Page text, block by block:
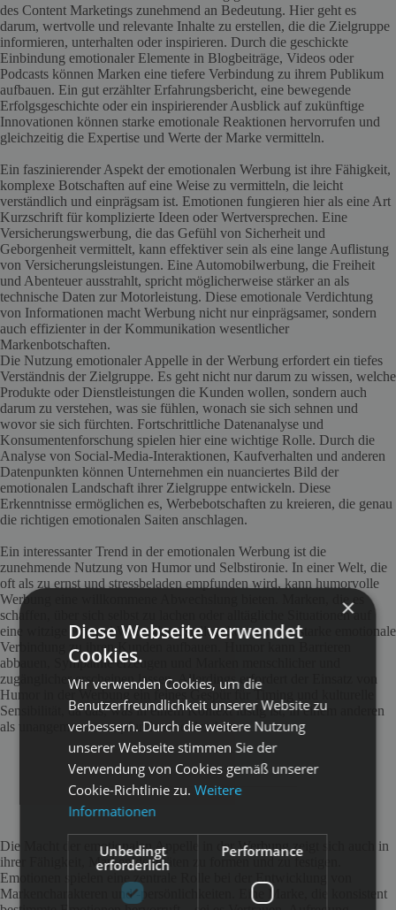
des Content Marketings zunehmend an Bedeutung. Hier geht es
darum, wertvolle und relevante Inhalte zu erstellen, die die Zielgruppe
informieren, unterhalten oder inspirieren. Durch die geschickte
Einbindung emotionaler Elemente in Blogbeiträge, Videos oder
Podcasts können Marken eine tiefere Verbindung zu ihrem Publikum
aufbauen. Ein gut erzählter Erfahrungsbericht, eine bewegende
Erfolgsgeschichte oder ein inspirierender Ausblick auf zukünftige
Innovationen können starke emotionale Reaktionen hervorrufen und
gleichzeitig die Expertise und Werte der Marke vermitteln.
Ein faszinierender Aspekt der emotionalen Werbung ist ihre Fähigkeit,
komplexe Botschaften auf eine Weise zu vermitteln, die leicht
verständlich und einprägsam ist. Emotionen fungieren hier als eine Art
Kurzschrift für komplizierte Ideen oder Wertversprechen. Eine
Versicherungswerbung, die das Gefühl von Sicherheit und
Geborgenheit vermittelt, kann effektiver sein als eine lange Auflistung
von Versicherungsleistungen. Eine Automobilwerbung, die Freiheit
und Abenteuer ausstrahlt, spricht möglicherweise stärker an als
technische Daten zur Motorleistung. Diese emotionale Verdichtung
von Informationen macht Werbung nicht nur einprägsamer, sondern
auch effizienter in der Kommunikation wesentlicher
Markenbotschaften.
Die Nutzung emotionaler Appelle in der Werbung erfordert ein tiefes
Verständnis der Zielgruppe. Es geht nicht nur darum zu wissen, welche
Produkte oder Dienstleistungen die Kunden wollen, sondern auch
darum zu verstehen, was sie fühlen, wonach sie sich sehnen und
wovor sie sich fürchten. Fortschrittliche Datenanalyse und
Konsumentenforschung spielen hier eine wichtige Rolle. Durch die
Analyse von Social-Media-Interaktionen, Kaufverhalten und anderen
Datenpunkten können Unternehmen ein nuanciertes Bild der
emotionalen Landschaft ihrer Zielgruppe entwickeln. Diese
Erkenntnisse ermöglichen es, Werbebotschaften zu kreieren, die genau
die richtigen emotionalen Saiten anschlagen.
Ein interessanter Trend in der emotionalen Werbung ist die
zunehmende Nutzung von Humor und Selbstironie. In einer Welt, die
oft als zu ernst und stressbeladen empfunden wird, kann humorvolle
Werbung eine willkommene Abwechslung bieten. Marken, die es
schaffen, über sich selbst zu lachen oder alltägliche Situationen auf
eine witzige Art und Weise darzustellen, können eine starke emotionale
Verbindung zu ihren Kunden aufbauen. Humor kann Barrieren
abbauen, Sympathie erzeugen und Marken menschlicher und
zugänglicher erscheinen lassen. Allerdings erfordert der Einsatz von
Humor in der Werbung ein feines Gespür für Timing und kulturelle
Sensibilität, da das, was in einem Kontext lustig ist, in einem anderen
als unangemessen empfunden werden kann.
Die Macht der emotionalen Appelle in der Werbung zeigt sich auch in
ihrer Fähigkeit, Markenidentitäten zu formen und zu festigen.
Emotionen spielen eine zentrale Rolle bei der Entwicklung von
Markencharakteren und -persönlichkeiten. Eine Marke, die konsistent
×
Diese Webseite verwendet
Cookies.
Wir verwenden Cookies, um die
Benutzerfreundlichkeit unserer Website zu
verbessern. Durch die weitere Nutzung
unserer Webseite stimmen Sie der
Verwendung von Cookies gemäß unserer
Cookie-Richtlinie zu.Weitere
Informationen
Unbedingt
erforderlich
Performance